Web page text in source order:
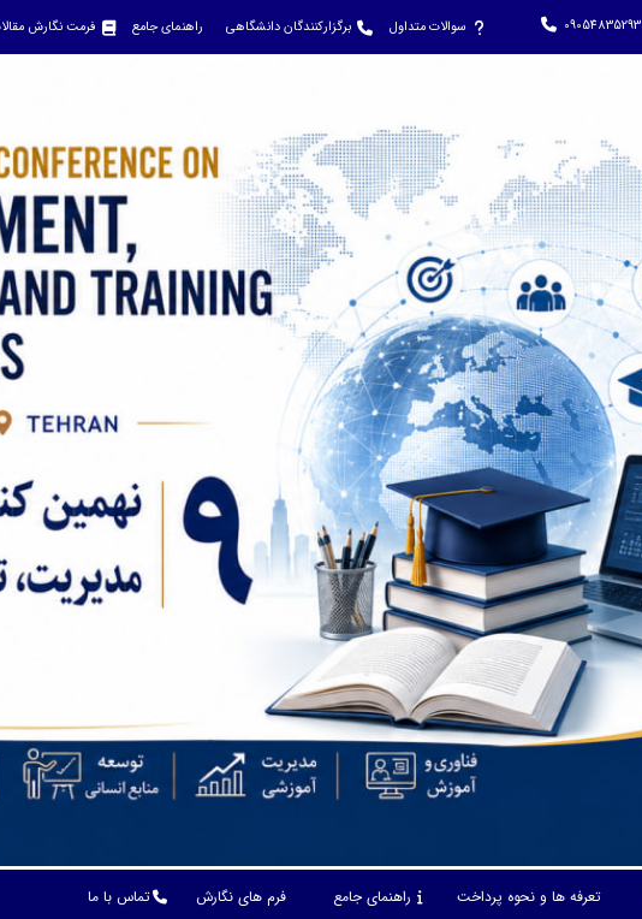
09054835293 سوالات متداول برگزارکنندگان دانشگاهی راهنمای جامع فرمت نگارش
تعرفه ها و نحوه پرداخت راهنمای جامع فرم های نگارش تماس با ما